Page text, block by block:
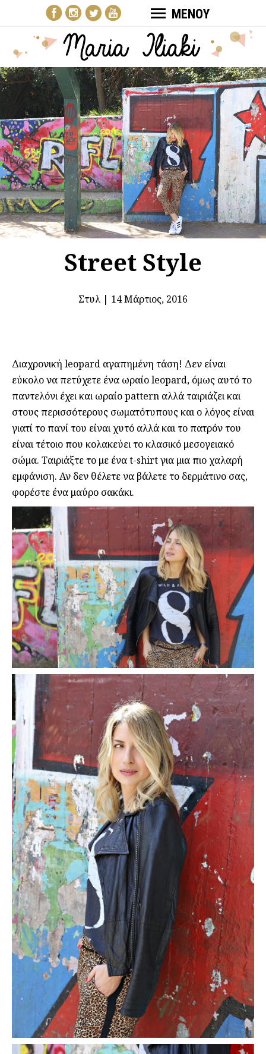
ΜΕΝΟΥ
Street Style
Στυλ| 14 Μάρτιος, 2016
Διαχρονική leopard αγαπημένη τάση! Δεν είναι
εύκολο να πετύχετε ένα ωραίο leopard, όμως αυτό το
παντελόνι έχει και ωραίο pattern αλλά ταιριάζει και
στους περισσότερους σωματότυπους και ο λόγος είναι
γιατί το πανί του είναι χυτό αλλά και το πατρόν του
είναι τέτοιο που κολακεύει το κλασικό μεσογειακό
σώμα. Ταιριάξτε το με ένα t-shirt για μια πιο χαλαρή
εμφάνιση. Αν δεν θέλετε να βάλετε το δερμάτινο σας,
φορέστε ένα μαύρο σακάκι.